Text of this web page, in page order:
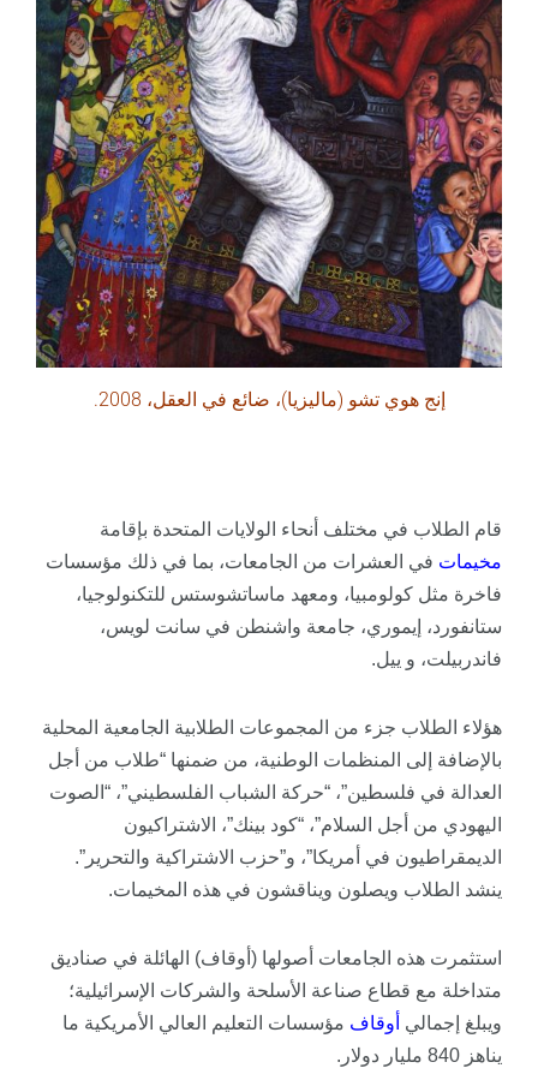
إنج هوي تشو (ماليزيا)، ضائع في العقل، 2008.
قام الطلاب في مختلف أنحاء الولايات المتحدة بإقامة
مخيمات في العشرات من الجامعات، بما في ذلك مؤسسات
فاخرة مثل كولومبيا، ومعهد ماساتشوستس للتكنولوجيا،
ستانفورد، إيموري، جامعة واشنطن في سانت لويس،
فاندربيلت، و ييل.
هؤلاء الطلاب جزء من المجموعات الطلابية الجامعية المحلية
بالإضافة إلى المنظمات الوطنية، من ضمنها “طلاب من أجل
العدالة في فلسطين”، “حركة الشباب الفلسطيني”، “الصوت
اليهودي من أجل السلام”، “كود بينك”، الاشتراكيون
الديمقراطيون في أمريكا”، و”حزب الاشتراكية والتحرير”.
ينشد الطلاب ويصلون ويناقشون في هذه المخيمات.
استثمرت هذه الجامعات أصولها (أوقاف) الهائلة في صناديق
متداخلة مع قطاع صناعة الأسلحة والشركات الإسرائيلية؛
ويبلغ إجمالي أوقاف مؤسسات التعليم العالي الأمريكية ما
يناهز 840 مليار دولار.